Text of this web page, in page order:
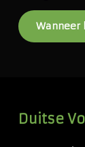
Wanneer
Duitse